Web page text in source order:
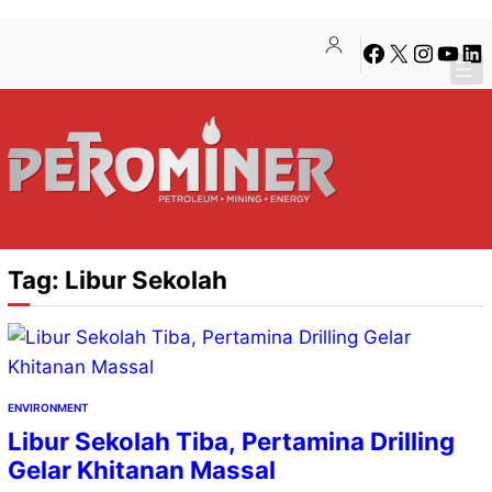
konten
content
Facebook
X Instagram
Tag: Libur Sekolah
ENVIRONMENT
Libur Sekolah Tiba, Pertamina Drilling
Gelar Khitanan Massal